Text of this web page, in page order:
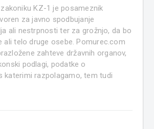
KZ-1 je posameznik
za javno spodbujanje
ali nestrpnosti ter za grožnjo, da bo
ali telo druge osebe. Pomurec.com
zahteve državnih organov,
podlagi, podatke o
katerimi razpolagamo, tem tudi